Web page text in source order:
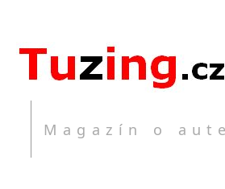
Magazín o